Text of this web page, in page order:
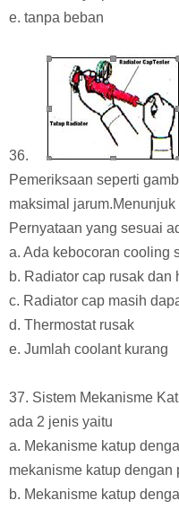
e. tanpa beban
36.
Pemeriksaan seperti
maksimal
Pernyataan yang sesuai
a. Ada kebocoran cooling
b. Radiator cap rusak dan
c. Radiator cap masih
d. Thermostat rusak
e. Jumlah coolant kurang
37. Sistem Mekanisme
ada 2 jenis yaitu
a. Mekanisme katup
mekanisme katup dengan
b. Mekanisme katup